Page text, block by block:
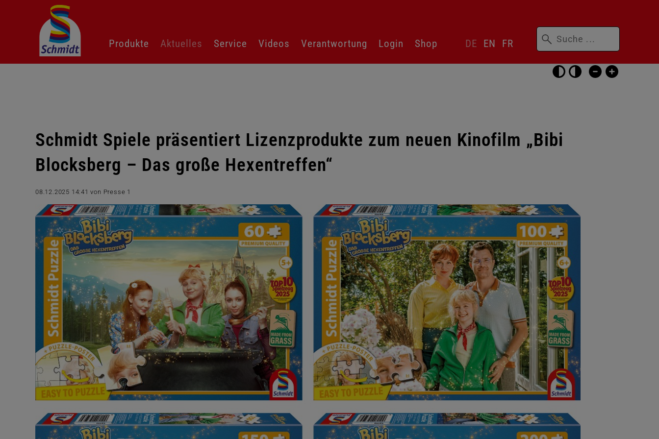
Barrierefrei-
Einstellungen
überspringen
überspringen
Produkte Aktuelles Service Videos Verantwortung Login Shop
überspringen
DE EN FR
Suchbegriffe
Schmidt Spiele präsentiert Lizenzprodukte zum neuen Kinofilm „Bibi
Blocksberg – Das große Hexentreffen“
08.12.2025 14:41 von Presse 1